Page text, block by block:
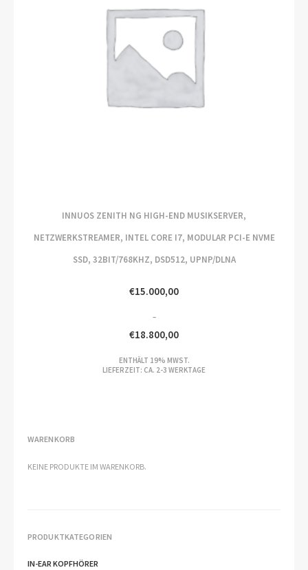
INNUOS ZENITH NG HIGH-END MUSIKSERVER,
NETZWERKSTREAMER, INTEL CORE I7, MODULAR PCI-E NVME
SSD, 32BIT/768KHZ, DSD512, UPNP/DLNA
€15.000,00
–
€18.800,00
ENTHÄLT 19% MWST.
LIEFERZEIT: CA. 2-3 WERKTAGE
WARENKORB
KEINE PRODUKTE IM WARENKORB.
PRODUKTKATEGORIEN
IN-EAR KOPFHÖRER